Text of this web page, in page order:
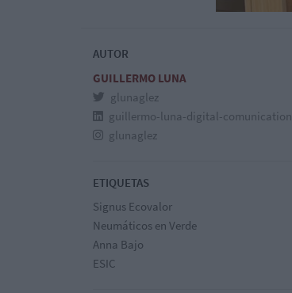
AUTOR
GUILLERMO LUNA
glunaglez
guillermo-luna-digital-comunication
glunaglez
ETIQUETAS
Signus Ecovalor
Neumáticos en Verde
Anna Bajo
ESIC